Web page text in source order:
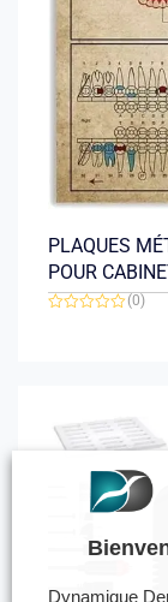
PLAQUES
POUR
(0)
Dynamique